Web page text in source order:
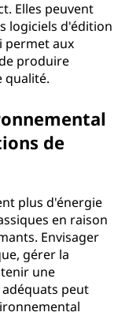
Elles peuvent
logiciels d'édition
permet aux
produire
qualité.
de
plus d'énergie
en raison
Envisager
gérer la
une
peut